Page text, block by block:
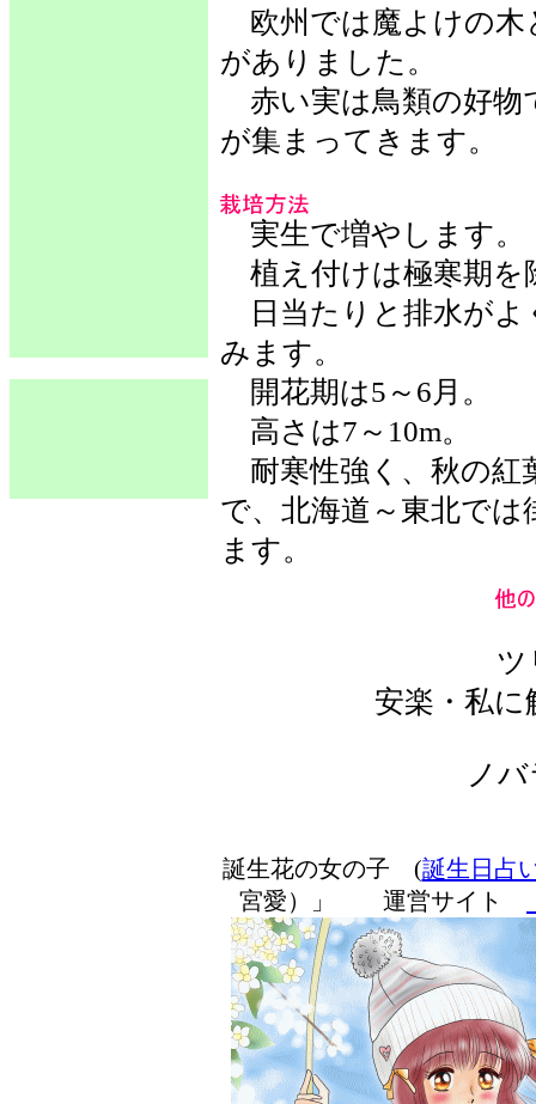
欧州では魔よけの木
がありました。
赤い実は鳥類の好物
が集まってきます。
実生で増やします。
植え付けは極寒期を
日当たりと排水がよ
みます。
開花期は5～6月。
高さは7～10m。
耐寒性強く、秋の紅
で、北海道～東北で
ます。
ツ
安楽・私
ノ
誕生花の女の子 (誕生日占
宮愛）」 運営サイト